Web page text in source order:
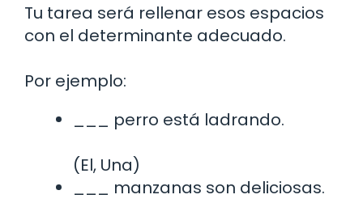
Tu tarea será rellenar esos espacios
con el determinante adecuado.
Por ejemplo:
___ perro está ladrando.
(El, Una)
___ manzanas son deliciosas.